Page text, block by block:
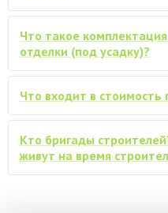
огнебиозащитным
(аналоги), в один слой
Бытовка каркасно-
Что такое
отделки (под усадку)?
Что входит в стоимость
Кто бригады
живут на время